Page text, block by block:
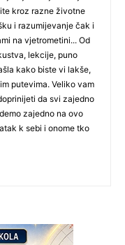
kroz razne životne
i razumijevanje čak i
na vjetrometini... Od
lekcije, puno
kako biste vi lakše,
putevima. Veliko vam
da svi zajedno
zajedno na ovo
k sebi i onome tko